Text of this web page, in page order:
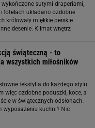
wykończone sutymi draperiami,
fotelach układano ozdobne
królowały miękkie perskie
desenie. Klimat wnętrz
świąteczną - to
wszystkich miłośników
tekstylia do każdego stylu
więc ozdobne poduszki, koce, a
w świątecznych odsłonach.
wyposażeniu kuchni? Nic